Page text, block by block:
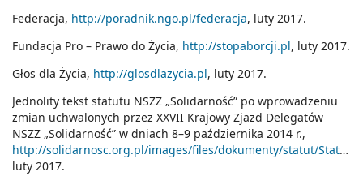
Federacja, http://poradnik.ngo.pl/federacja, luty 2017.
Fundacja Pro – Prawo do Życia, http://stopaborcji.pl, luty 2017.
Głos dla Życia, http://glosdlazycia.pl, luty 2017.
Jednolity tekst statutu NSZZ „Solidarność” po wprowadzeniu
zmian uchwalonych przez XXVII Krajowy Zjazd Delegatów
NSZZ „Solidarność” w dniach 8–9 października 2014 r.,
http://solidarnosc.org.pl/images/files/dokumenty/statut/Statut_2014_po_zmianach.pdf
luty 2017.